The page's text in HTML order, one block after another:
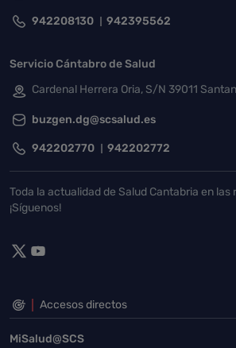
942208130 942395562
Servicio Cántabro de Salud
Cardenal Herrera Oria, S/N 39011
buzgen.dg@scsalud.es
942202770 942202772
Toda la actualidad de Salud Cantabria en las
¡Síguenos!
Accesos directos
MiSalud@SCS